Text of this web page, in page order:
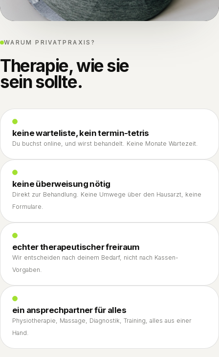
WARUM PRIVATPRAXIS?
Therapie, wie sie
sein sollte.
keine warteliste, kein termin-tetris
Du buchst online, und wirst behandelt. Keine Monate Wartezeit.
keine überweisung nötig
Direkt zur Behandlung. Keine Umwege über den Hausarzt, keine
Formulare.
echter therapeutischer freiraum
Wir entscheiden nach deinem Bedarf, nicht nach Kassen-
Vorgaben.
ein ansprechpartner für alles
Physiotherapie, Massage, Diagnostik, Training, alles aus einer
Hand.